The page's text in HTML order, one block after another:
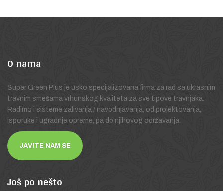
O nama
Super Green Plus je usko specijalizovana firma za rad sa ukrasnim
travnim smešama vrhunskog kvaliteta za sve tipove travnjaka.
Radimo i sisteme zalivanja / navodnjavanja, od projektovanja,
isporuke i ugradnje opreme, pa do njihovog održavanja.
JAVITE NAM SE
Jošpo nešto